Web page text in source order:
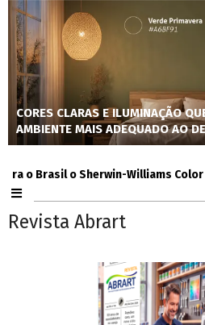
CORES CLARAS E ILUMINAÇÃO
AMBIENTE MAIS ADEQUADO AO
o Sherwin-Williams Color
Revista Abrart